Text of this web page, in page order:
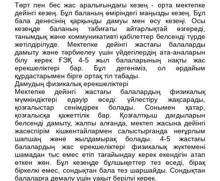
Төрт пен бес жас аралығындағы кезең - орта мектепке
дейінгі кезең. Бұл баланың өміріндегі маңызды кезең. Бұл
бала денесінің қарқынды дамуы мен өсу кезеңі. Осы
кезеңде баланың табиғаты айтарлықтай өзгереді,
танымдық және коммуникативті қабілеттер белсенді түрде
жетілдірілуде. Мектепке дейінгі жастағы балаларды
дамыту және тәрбиелеу үшін үйдегілердің ата-аналарын
білу керек ҒЭҚ 4-5 жыл балаларының нақты жас
ерекшеліктері бар. Бұл дегеніміз, ол әрдайым
құрдастарымен бірге ортақ тіл табады.
Дамудың физикалық ерекшеліктері
Мектепке дейінгі жастағы балалардың физикалық
мүмкіндіктері едәуір өседі: үйлестіру жақсарады,
қозғалыстар сенімдірек болады. Сонымен қатар,
қозғалысқа қажеттілік бар. Қозғалтқыш дағдыларын
белсенді дамыту, жалпы алғанда, мектеп жасына дейінгі
жасөспірім кішкентайлармен салыстырғанда неғұрлым
шапшаң және жылдамырақ болады. 4-5 жастағы
балалардың жас ерекшеліктері физикалық жүктемені
шамадан тыс емес етіп тағайындау керек екендігін атап
өткен жөн. Бұл кезеңде бұлшықеттер тез өседі, бірақ
біркелкі емес, сондықтан бала тез шаршайды. Сондықтан
балаларға демалу үшін уақыт берілуі керек.